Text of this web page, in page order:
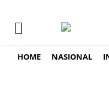
HOME NASIONAL